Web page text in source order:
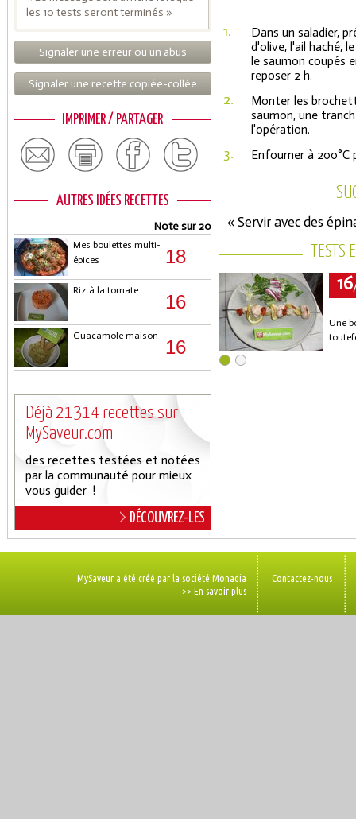
les 10 tests seront terminés »
Signaler une erreur ou un abus
Signaler une recette copiée-collée
IMPRIMER / PARTAGER
AUTRES IDÉES RECETTES
Note sur 20
Mes boulettes multi-
épices
18
Riz à la tomate
16
Guacamole maison
16
Déjà 21314 recettes sur
MySaveur.com
des recettes testées et notées
par la communauté pour mieux
vous guider !
DÉCOUVREZ-LES
1.
Dans un saladier,
d'olive, l'ail haché,
le saumon coupés
reposer 2 h.
2.
Monter les
saumon, une
l'opération.
3. Enfourner à 200°C
« Servir avec des
16
Une
MySaveur a été créé par la société Monadia
>> En savoir plus
Contactez-nous